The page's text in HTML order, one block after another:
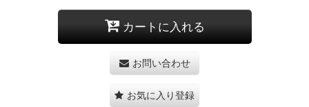
カートに入れる
お問い合わせ
お気に入り登録